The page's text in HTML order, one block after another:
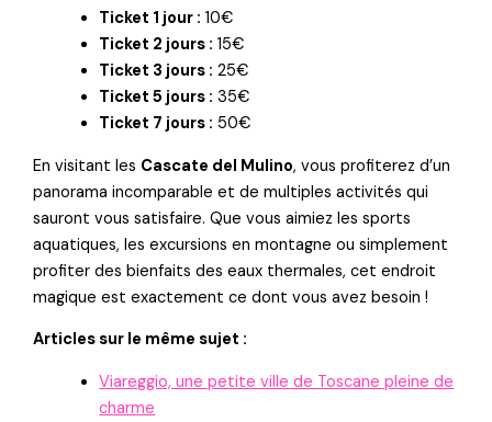
Ticket 1 jour : 10€
Ticket 2 jours : 15€
Ticket 3 jours : 25€
Ticket 5 jours : 35€
Ticket 7 jours : 50€
En visitant les Cascate del Mulino, vous profiterez d’un
panorama incomparable et de multiples activités qui
sauront vous satisfaire. Que vous aimiez les sports
aquatiques, les excursions en montagne ou simplement
profiter des bienfaits des eaux thermales, cet endroit
magique est exactement ce dont vous avez besoin !
Articles sur le même sujet :
Viareggio, une petite ville de Toscane pleine de
charme